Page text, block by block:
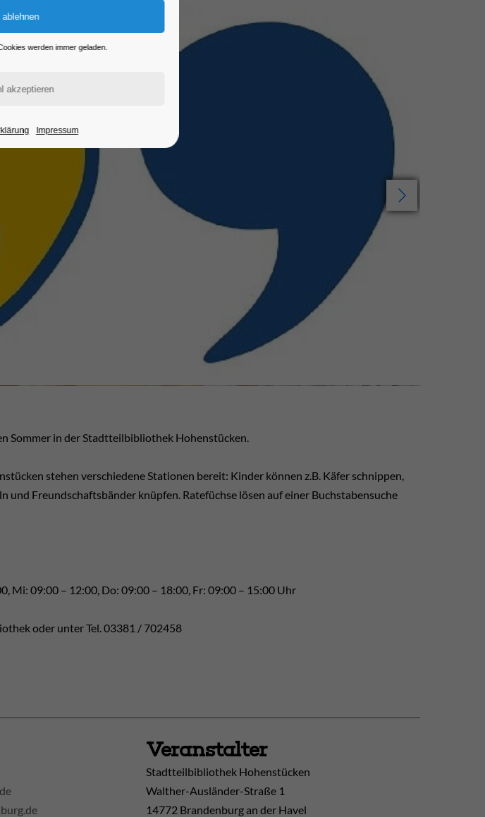
Sommer in der Stadtteilbibliothek Hohenstücken.
stehen verschiedene Stationen bereit: Kinder können z.B. Käfer schnippen,
und Freundschaftsbänder knüpfen. Ratefüchse lösen auf einer Buchstabensuche
Mi: 09:00 – 12:00, Do: 09:00 – 18:00, Fr: 09:00 – 15:00 Uhr
oder unter Tel. 03381 / 702458
Veranstalter
Stadtteilbibliothek Hohenstücken
Walther-Ausländer-Straße 1
14772 Brandenburg an der Havel
werden immer geladen.
Impressum